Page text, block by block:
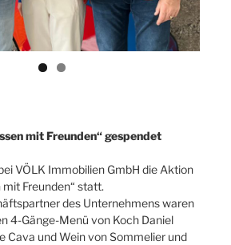
mit Freunden“ gespendet
VÖLK Immobilien GmbH die Aktion
Freunden“ statt.
des Unternehmens waren
4-Gänge-Menü von Koch Daniel
Cava und Wein von Sommelier und